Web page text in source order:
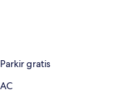
Parkir gratis
AC